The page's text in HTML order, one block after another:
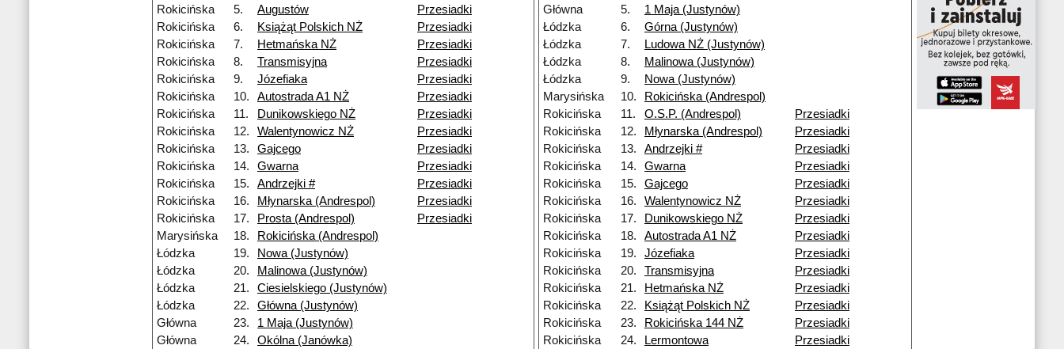
Rokicińska
5. Augustów
Przesiadki
Rokicińska
6. Książąt Polskich NŻ
Przesiadki
Rokicińska
7. Hetmańska NŻ
Przesiadki
Rokicińska
8. Transmisyjna
Przesiadki
Rokicińska
9. Józefiaka
Przesiadki
Rokicińska
10. Autostrada A1 NŻ
Przesiadki
Rokicińska
11. Dunikowskiego NŻ
Przesiadki
Rokicińska
12. Walentynowicz NŻ
Przesiadki
Rokicińska
13. Gajcego
Przesiadki
Rokicińska
14. Gwarna
Przesiadki
Rokicińska
15. Andrzejki #
Przesiadki
Rokicińska
16. Młynarska (Andrespol)
Przesiadki
Rokicińska
17. Prosta (Andrespol)
Przesiadki
Marysińska
18.
Rokicińska (Andrespol)
Łódzka
19.
Nowa (Justynów)
Łódzka
20.
Malinowa (Justynów)
Łódzka
21.
Ciesielskiego (Justynów)
Łódzka
22.
Główna (Justynów)
Główna
23.
1 Maja (Justynów)
Główna
24.
Okólna (Janówka)
Główna
5.
1 Maja (Justynów)
Łódzka
6.
Górna (Justynów)
Łódzka
7.
Ludowa NŻ (Justynów)
Łódzka
8.
Malinowa (Justynów)
Łódzka
9.
Nowa (Justynów)
Marysińska
10.
Rokicińska (Andrespol)
Rokicińska
11. O.S.P. (Andrespol)
Przesiadki
Rokicińska
12. Młynarska (Andrespol)
Przesiadki
Rokicińska
13. Andrzejki #
Przesiadki
Rokicińska
14. Gwarna
Przesiadki
Rokicińska
15. Gajcego
Przesiadki
Rokicińska
16. Walentynowicz NŻ
Przesiadki
Rokicińska
17. Dunikowskiego NŻ
Przesiadki
Rokicińska
18. Autostrada A1 NŻ
Przesiadki
Rokicińska
19. Józefiaka
Przesiadki
Rokicińska
20. Transmisyjna
Przesiadki
Rokicińska
21. Hetmańska NŻ
Przesiadki
Rokicińska
22. Książąt Polskich NŻ
Przesiadki
Rokicińska
23. Rokicińska 144 NŻ
Przesiadki
Rokicińska
24. Lermontowa
Przesiadki